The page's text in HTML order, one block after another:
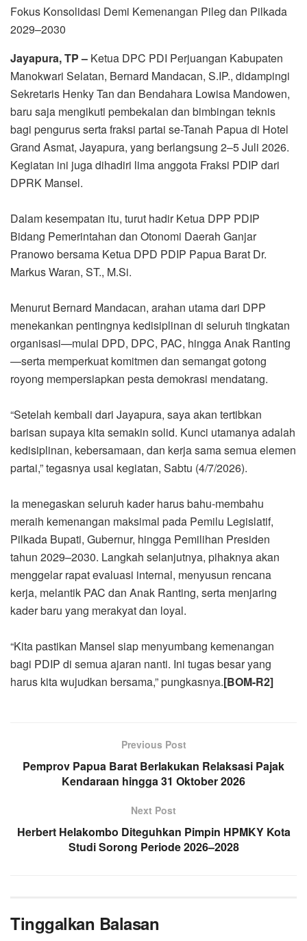
Fokus Konsolidasi Demi Kemenangan Pileg dan Pilkada
2029–2030
Jayapura, TP – Ketua DPC PDI Perjuangan Kabupaten
Manokwari Selatan, Bernard Mandacan, S.IP., didampingi
Sekretaris Henky Tan dan Bendahara Lowisa Mandowen,
baru saja mengikuti pembekalan dan bimbingan teknis
bagi pengurus serta fraksi partai se-Tanah Papua di Hotel
Grand Asmat, Jayapura, yang berlangsung 2–5 Juli 2026.
Kegiatan ini juga dihadiri lima anggota Fraksi PDIP dari
DPRK Mansel.
Dalam kesempatan itu, turut hadir Ketua DPP PDIP
Bidang Pemerintahan dan Otonomi Daerah Ganjar
Pranowo bersama Ketua DPD PDIP Papua Barat Dr.
Markus Waran, ST., M.Si.
Menurut Bernard Mandacan, arahan utama dari DPP
menekankan pentingnya kedisiplinan di seluruh tingkatan
organisasi—mulai DPD, DPC, PAC, hingga Anak Ranting
—serta memperkuat komitmen dan semangat gotong
royong mempersiapkan pesta demokrasi mendatang.
“Setelah kembali dari Jayapura, saya akan tertibkan
barisan supaya kita semakin solid. Kunci utamanya adalah
kedisiplinan, kebersamaan, dan kerja sama semua elemen
partai,” tegasnya usai kegiatan, Sabtu (4/7/2026).
Ia menegaskan seluruh kader harus bahu-membahu
meraih kemenangan maksimal pada Pemilu Legislatif,
Pilkada Bupati, Gubernur, hingga Pemilihan Presiden
tahun 2029–2030. Langkah selanjutnya, pihaknya akan
menggelar rapat evaluasi internal, menyusun rencana
kerja, melantik PAC dan Anak Ranting, serta menjaring
kader baru yang merakyat dan loyal.
“Kita pastikan Mansel siap menyumbang kemenangan
bagi PDIP di semua ajaran nanti. Ini tugas besar yang
harus kita wujudkan bersama,” pungkasnya.[BOM-R2]
Previous Post
Pemprov Papua Barat Berlakukan Relaksasi Pajak
Kendaraan hingga 31 Oktober 2026
Next Post
Herbert Helakombo Diteguhkan Pimpin HPMKY Kota
Studi Sorong Periode 2026–2028
Tinggalkan Balasan